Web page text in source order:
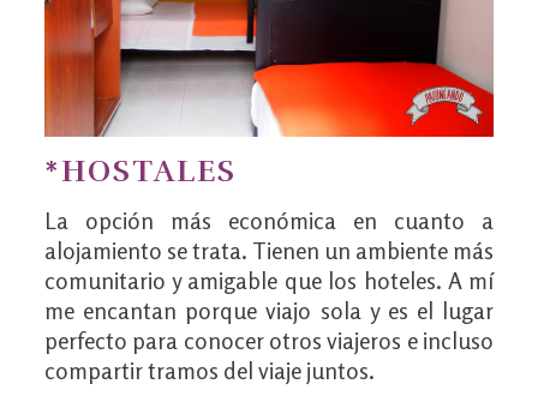
*HOSTALES
La opción más económica en cuanto a
alojamiento se trata. Tienen un ambiente más
comunitario y amigable que los hoteles. A mí
me encantan porque viajo sola y es el lugar
perfecto para conocer otros viajeros e incluso
compartir tramos del viaje juntos.